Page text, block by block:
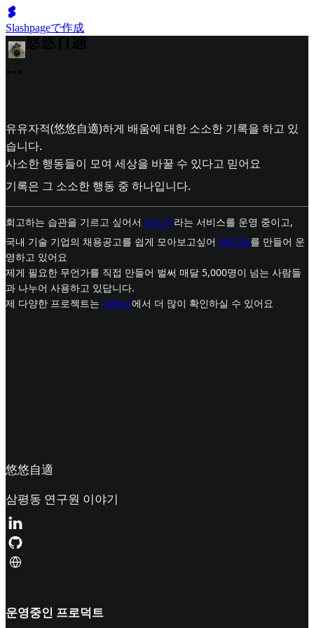
Slashpageで作成
유유자적(悠悠自適)하게 배움에 대한 소소한 기록을 하고 있
습니다.
사소한 행동들이 모여 세상을 바꿀 수 있다고 믿어요
기록은 그 소소한 행동 중 하나입니다.
회고하는 습관을 기르고 싶어서 레이어라는 서비스를 운영 중이고,
국내 기술 기업의 채용공고를 쉽게 모아보고싶어 NKCLB를 만들어 운
영하고 있어요
제게 필요한 무언가를 직접 만들어 벌써 매달 5,000명이 넘는 사람들
과 나누어 사용하고 있답니다.
제 다양한 프로젝트는 깃허브에서 더 많이 확인하실 수 있어요
悠悠自適
삼평동 연구원 이야기
운영중인 프로덕트